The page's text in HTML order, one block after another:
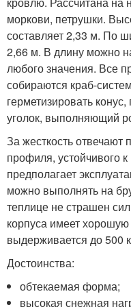
моркови, петрушки.
составляет 2,33 м. По
2,66 м. В длину можно
любого значения. Все
собираются краб-
герметизировать
уголок, выполняющий
За жесткость
профиля, устойчивого
предполагает
можно выполнять на
теплице не страшен
корпуса имеет
выдерживается до 500
Достоинства:
обтекаемая форма;
высокая снежная